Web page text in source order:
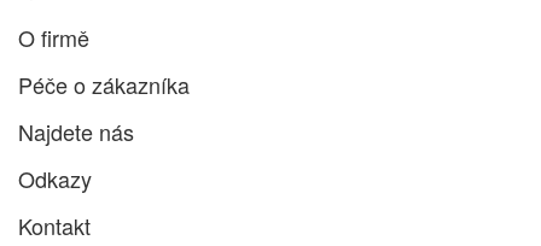
O firmě
Péče o zákazníka
Najdete nás
Odkazy
Kontakt